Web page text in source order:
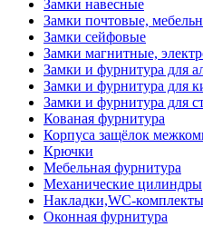
Замки навесные
Замки почтовые,
Замки сейфовые
Замки магнитные,
Замки и фурнитура для
Замки и фурнитура для
Замки и фурнитура для
Кованая фурнитура
Корпуса защёлок
Крючки
Мебельная фурнитура
Механические цилиндры
Накладки,WC-комплекты
Оконная фурнитура